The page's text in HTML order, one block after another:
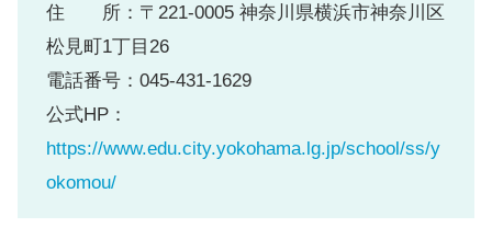
住 所：〒221-0005 神奈川県横浜市神奈川区
松見町1丁目26
電話番号：045-431-1629
公式HP：
https://www.edu.city.yokohama.lg.jp/school/ss/y
okomou/